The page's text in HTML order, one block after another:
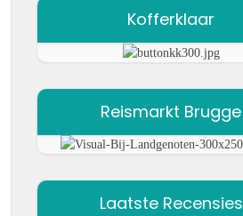
Kofferklaar
Reismarkt Brugge
Laatste Recensies